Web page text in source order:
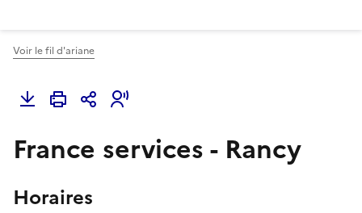
Voir le fil d'ariane
France services - Rancy
Horaires